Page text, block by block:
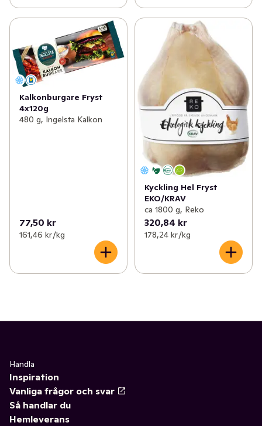
Kalkonburgare Fryst
4x120g
480 g, Ingelsta Kalkon
77,50 kr
161,46 kr /kg
Kyckling Hel Fryst
EKO/KRAV
ca 1800 g, Reko
320,84 kr
178,24 kr /kg
Handla
Inspiration
Vanliga frågor och svar
Så handlar du
Hemleverans